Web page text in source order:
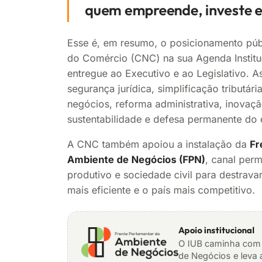
quem empreende, investe
Esse é, em resumo, o posicionamento
do Comércio (CNC) na sua Agenda
entregue ao Executivo e ao Legislativo.
segurança jurídica, simplificação
negócios, reforma administrativa,
sustentabilidade e defesa permanente
A CNC também apoiou a instalação da
Ambiente de Negócios (FPN), canal
produtivo e sociedade civil para
mais eficiente e o país mais competitivo.
Apoio institucional
O IUB caminha
de Negócios e leva